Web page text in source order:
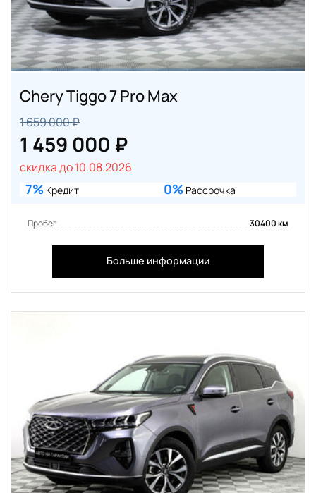
Chery Tiggo 7 Pro Max
1 659 000 ₽
1 459 000 ₽
скидка до 10.08.2026
7% Кредит 0% Рассрочка
Пробег 30400 км
Больше информации